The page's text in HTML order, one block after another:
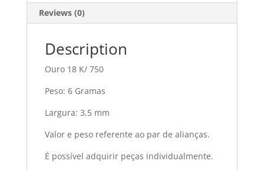
Reviews (0)
Description
Ouro 18 K/ 750
Peso: 6 Gramas
Largura: 3,5 mm
Valor e peso referente ao par de alianças.
É possível adquirir peças individualmente.